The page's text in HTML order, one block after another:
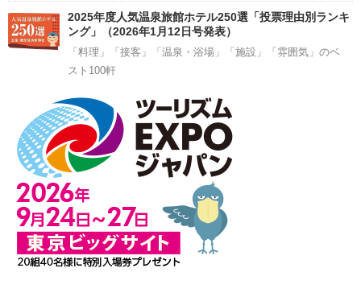
2025年度人気温泉旅館ホテル250選「投票理由別ランキ
ング」（2026年1月12日号発表）
「料理」「接客」「温泉・浴場」「施設」「雰囲気」のベ
スト100軒